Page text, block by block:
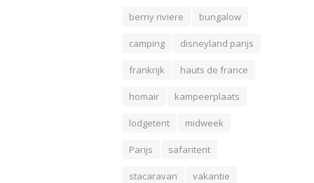
berny riviere bungalow
camping disneyland parijs
frankrijk hauts de france
homair kampeerplaats
lodgetent midweek
Parijs safaritent
stacaravan vakantie